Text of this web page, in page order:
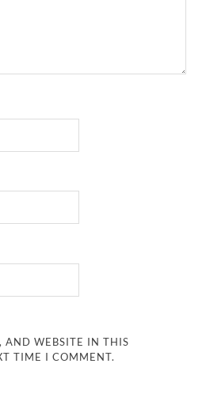
AND WEBSITE IN THIS
TIME I COMMENT.